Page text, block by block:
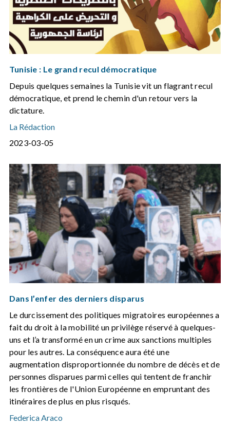
Tunisie : Le grand recul démocratique
Depuis quelques semaines la Tunisie vit un flagrant recul
démocratique, et prend le chemin d'un retour vers la
dictature.
La Rédaction
2023-03-05
Dans l’enfer des derniers disparus
Le durcissement des politiques migratoires européennes a
fait du droit à la mobilité un privilège réservé à quelques-
uns et l’a transformé en un crime aux sanctions multiples
pour les autres. La conséquence aura été une
augmentation disproportionnée du nombre de décès et de
personnes disparues parmi celles qui tentent de franchir
les frontières de l'Union Européenne en empruntant des
itinéraires de plus en plus risqués.
Federica Araco